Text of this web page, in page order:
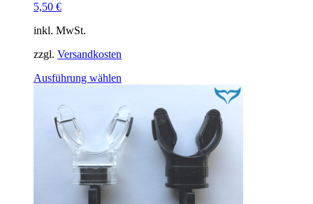
5,50 €
inkl. MwSt.
zzgl. Versandkosten
Ausführung wählen
weist
mehrere
Varianten
auf.